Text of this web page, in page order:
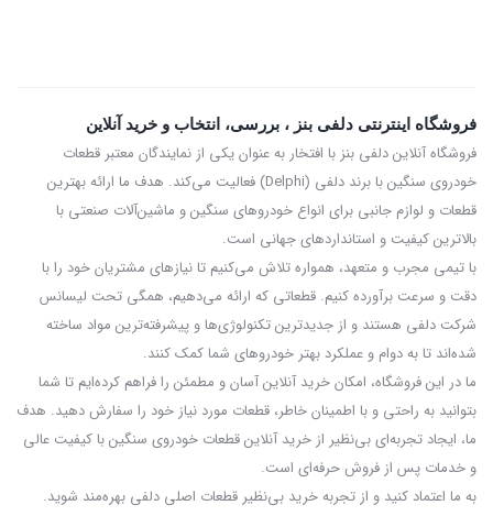
فروشگاه اینترنتی دلفی بنز ، بررسی، انتخاب و خرید آنلاین
فروشگاه آنلاین دلفی بنز با افتخار به عنوان یکی از نمایندگان معتبر قطعات
خودروی سنگین با برند دلفی (Delphi) فعالیت می‌کند. هدف ما ارائه بهترین
قطعات و لوازم جانبی برای انواع خودروهای سنگین و ماشین‌آلات صنعتی با
بالاترین کیفیت و استانداردهای جهانی است.
با تیمی مجرب و متعهد، همواره تلاش می‌کنیم تا نیازهای مشتریان خود را با
دقت و سرعت برآورده کنیم. قطعاتی که ارائه می‌دهیم، همگی تحت لیسانس
شرکت دلفی هستند و از جدیدترین تکنولوژی‌ها و پیشرفته‌ترین مواد ساخته
شده‌اند تا به دوام و عملکرد بهتر خودروهای شما کمک کنند.
ما در این فروشگاه، امکان خرید آنلاین آسان و مطمئن را فراهم کرده‌ایم تا شما
بتوانید به راحتی و با اطمینان خاطر، قطعات مورد نیاز خود را سفارش دهید. هدف
ما، ایجاد تجربه‌ای بی‌نظیر از خرید آنلاین قطعات خودروی سنگین با کیفیت عالی
و خدمات پس از فروش حرفه‌ای است.
به ما اعتماد کنید و از تجربه‌ خرید بی‌نظیر قطعات اصلی دلفی بهره‌مند شوید.